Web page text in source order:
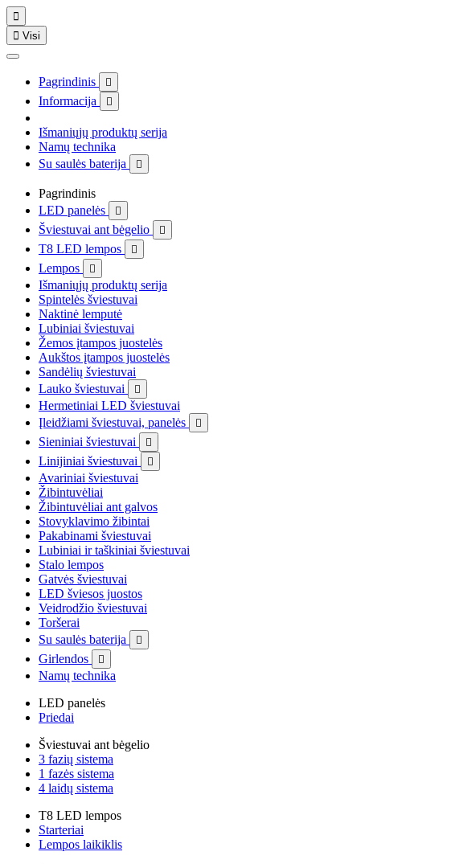

 Visi
Pagrindinis 
Informacija 
Išmaniųjų produktų serija
Namų technika
Su saulės baterija

Pagrindinis
LED panelės

Šviestuvai ant bėgelio 
T8 LED lempos 
Lempos 
Išmaniųjų produktų serija
Spintelės šviestuvai
Naktinė lemputė
Lubiniai šviestuvai
Žemos įtampos juostelės
Aukštos įtampos juostelės
Sandėlių šviestuvai
Lauko šviestuvai

Hermetiniai LED šviestuvai
Įleidžiami šviestuvai, panelės

Sieniniai šviestuvai 
Linijiniai šviestuvai 
Avariniai šviestuvai
Žibintuvėliai
Žibintuvėliai ant galvos
Stovyklavimo žibintai
Pakabinami šviestuvai
Lubiniai ir taškiniai šviestuvai
Stalo lempos
Gatvės šviestuvai
LED šviesos juostos
Veidrodžio šviestuvai
Toršerai
Su saulės baterija

Girlendos 
Namų technika
LED panelės
Priedai
Šviestuvai ant bėgelio
3 fazių sistema
1 fazės sistema
4 laidų sistema
T8 LED lempos
Starteriai
Lempos laikiklis